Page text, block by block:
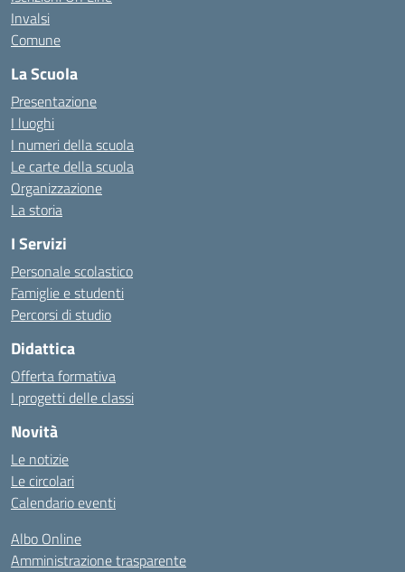
Invalsi
Comune
La Scuola
Presentazione
I luoghi
I numeri della scuola
Le carte della scuola
Organizzazione
La storia
I Servizi
Personale scolastico
Famiglie e studenti
Percorsi di studio
Didattica
Offerta formativa
I progetti delle classi
Novità
Le notizie
Le circolari
Calendario eventi
Albo Online
Amministrazione trasparente